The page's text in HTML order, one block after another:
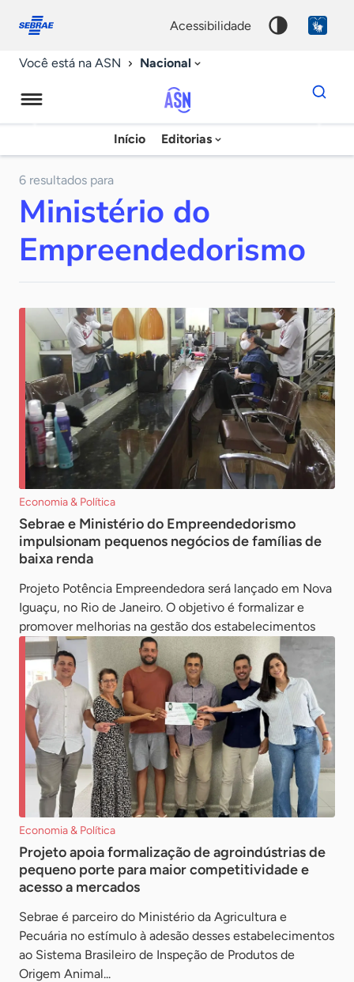
conosco
acessibilidade
Você está na ASN Nacional
Agência
Sebrae
Notícias
Início Editorias
Dados
para
chave
6 resultados para
Ministério do
Empreendedorismo
Economia & Política
Sebrae e Ministério do Empreendedorismo
impulsionam pequenos negócios de famílias de
baixa renda
Projeto Potência Empreendedora será lançado em Nova
Iguaçu, no Rio de Janeiro. O objetivo é formalizar e
promover melhorias na gestão dos estabelecimentos
Economia & Política
Projeto apoia formalização de agroindústrias de
pequeno porte para maior competitividade e
acesso a mercados
Sebrae é parceiro do Ministério da Agricultura e
Pecuária no estímulo à adesão desses estabelecimentos
ao Sistema Brasileiro de Inspeção de Produtos de
Origem Animal...